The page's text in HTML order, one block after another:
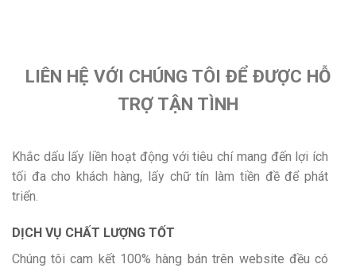
LIÊN HỆ VỚI CHÚNG TÔI ĐỂ ĐƯỢC HỖ
TRỢ TẬN TÌNH
Khắc dấu lấy liền hoạt động với tiêu chí mang đến lợi ích
tối đa cho khách hàng, lấy chữ tín làm tiền đề để phát
triển.
DỊCH VỤ CHẤT LƯỢNG TỐT
Chúng tôi cam kết 100% hàng bán trên website đều có